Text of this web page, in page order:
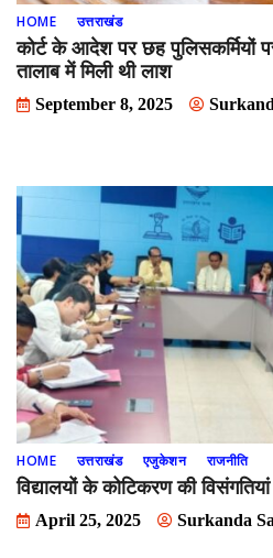
HOME उत्तराखंड
कोर्ट के आदेश पर छह पुलिसकर्मियों
तालाब में मिली थी लाश
September 8, 2025
HOME उत्तराखंड एजुकेशन राजनीति
विद्यालयों के कोटिकरण की
April 25, 2025 Surkanda